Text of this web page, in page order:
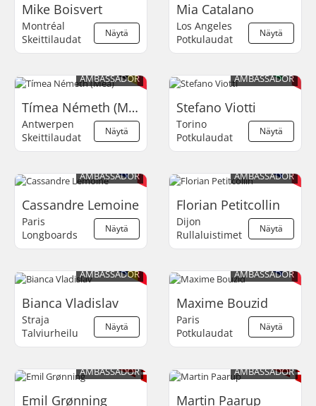
Mike Boisvert
Näytä
Montréal
Skeittilaudat
Mia Catalano
Näytä
Los Angeles
Potkulaudat
AMBASSADOR
Tímea Németh (Mea)
Näytä
Antwerpen
Skeittilaudat
AMBASSADOR
Stefano Viotti
Näytä
Torino
Potkulaudat
AMBASSADOR
Cassandre Lemoine
Näytä
Paris
Longboards
AMBASSADOR
Florian Petitcollin
Näytä
Dijon
Rullaluistimet
AMBASSADOR
Bianca Vladislav
Näytä
Straja
Talviurheilu
AMBASSADOR
Maxime Bouzid
Näytä
Paris
Potkulaudat
AMBASSADOR
Emil Grønning
AMBASSADOR
Martin Paarup